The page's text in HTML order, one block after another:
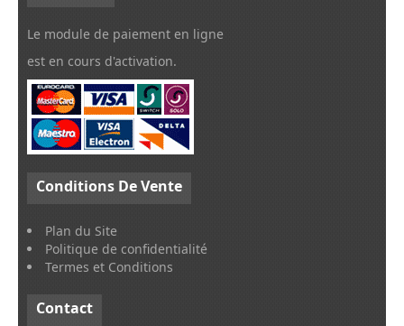
Le module de paiement en ligne
est en cours d'activation.
Conditions De Vente
Plan du Site
Politique de confidentialité
Termes et Conditions
Contact